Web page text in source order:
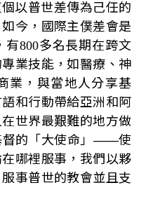
個以普世差傳為己任的
今，國際主僕差會是
有800多名長期在跨文
業技能，如醫療、神
業，與當地人分享基
和行動帶給亞洲和阿
世界最艱難的地方做
督的「大使命」——使
哪裡服事，我們以夥
事普世的教會並且支